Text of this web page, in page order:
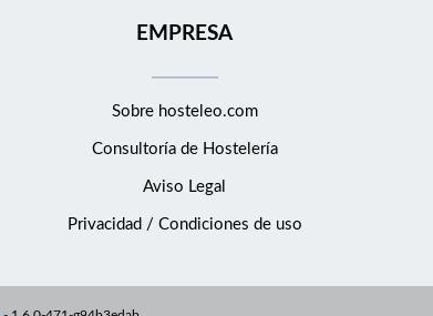
EMPRESA
Sobre hosteleo.com
Consultoría de Hostelería
Aviso Legal
Privacidad / Condiciones de uso